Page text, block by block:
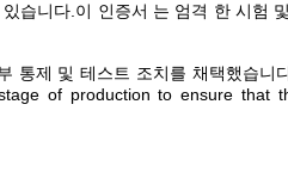
습니다.이 인증서 는 엄격 한 시험
통제 및 테스트 조치를 채택했습니
of production to ensure that